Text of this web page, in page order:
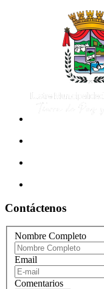
Contáctenos
Nombre Completo
Email
Comentarios